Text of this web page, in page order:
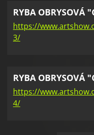
RYBA OBRYSOVÁ
https://
3/
RYBA OBRYSOVÁ
https://
4/